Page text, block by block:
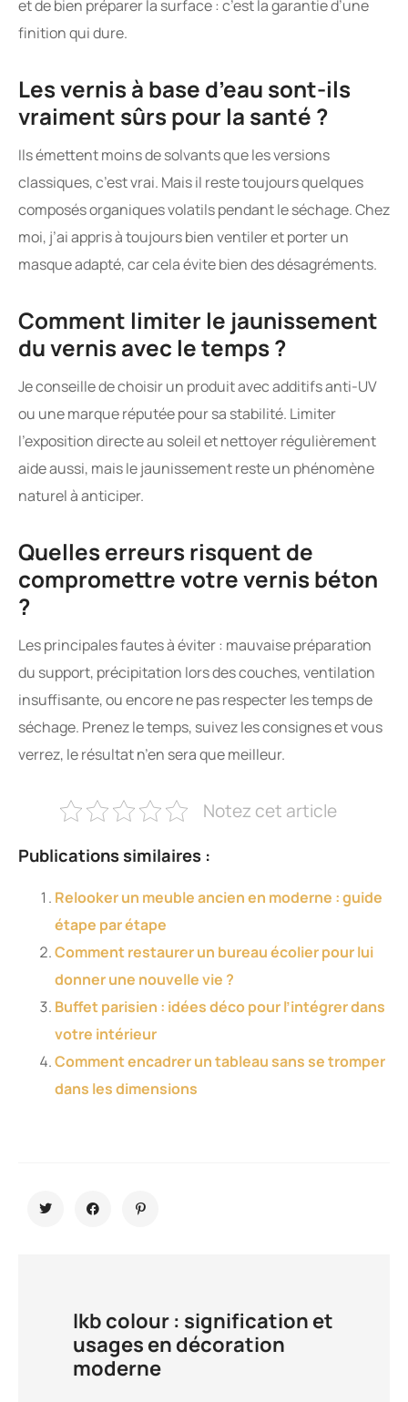
et de bien préparer la surface : c’est la garantie d’une
finition qui dure.
Les vernis à base d’eau sont-ils
vraiment sûrs pour la santé ?
Ils émettent moins de solvants que les versions
classiques, c’est vrai. Mais il reste toujours quelques
composés organiques volatils pendant le séchage. Chez
moi, j’ai appris à toujours bien ventiler et porter un
masque adapté, car cela évite bien des désagréments.
Comment limiter le jaunissement
du vernis avec le temps ?
Je conseille de choisir un produit avec additifs anti-UV
ou une marque réputée pour sa stabilité. Limiter
l’exposition directe au soleil et nettoyer régulièrement
aide aussi, mais le jaunissement reste un phénomène
naturel à anticiper.
Quelles erreurs risquent de
compromettre votre vernis béton
?
Les principales fautes à éviter : mauvaise préparation
du support, précipitation lors des couches, ventilation
insuffisante, ou encore ne pas respecter les temps de
séchage. Prenez le temps, suivez les consignes et vous
verrez, le résultat n’en sera que meilleur.
Notez cet article
Publications similaires :
Relooker un meuble ancien en moderne : guide
étape par étape
Comment restaurer un bureau écolier pour lui
donner une nouvelle vie ?
Buffet parisien : idées déco pour l’intégrer dans
votre intérieur
Comment encadrer un tableau sans se tromper
dans les dimensions
Ikb colour : signification et
usages en décoration
moderne